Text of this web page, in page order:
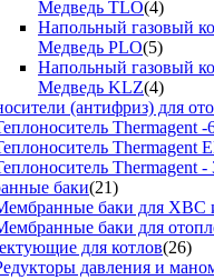
Медведь TLO(4)
Напольный газовый
Медведь PLO(5)
Напольный газовый
Медведь KLZ(4)
(антифриз) для
Thermagent -
Thermagent
Thermagent -
баки(21)
баки для ХВС
баки для
для котлов(26)
давления и